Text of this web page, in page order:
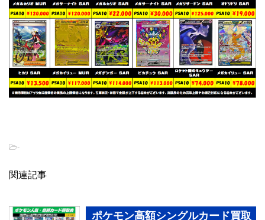
-
関連記事
ポケモン高額シングルカード買取